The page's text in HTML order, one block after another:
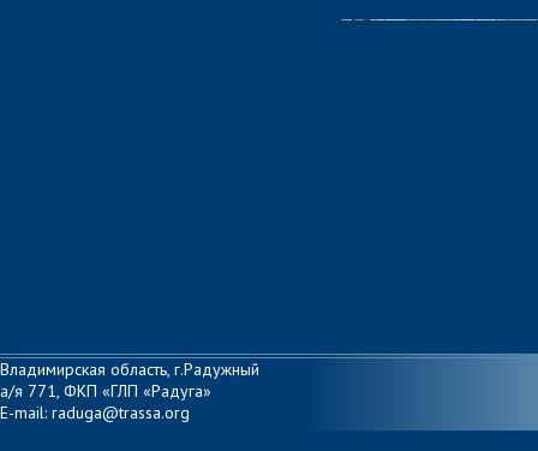
Владимирская область, г.Радужный
а/я 771, ФКП «ГЛП «Радуга»
E-mail: raduga@trassa.org